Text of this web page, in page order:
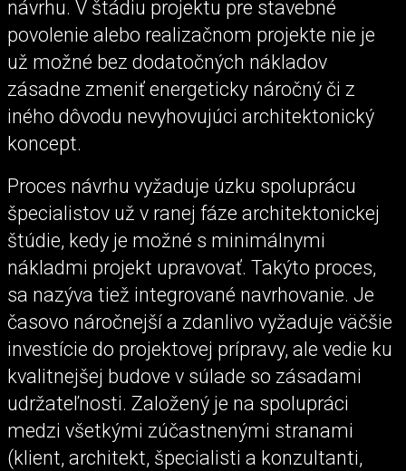
návrhu. V štádiu projektu pre stavebné
povolenie alebo realizačnom projekte nie je
už možné bez dodatočných nákladov
zásadne zmeniť energeticky náročný či z
iného dôvodu nevyhovujúci architektonický
koncept.
Proces návrhu vyžaduje úzku spoluprácu
špecialistov už v ranej fáze architektonickej
štúdie, kedy je možné s minimálnymi
nákladmi projekt upravovať. Takýto proces,
sa nazýva tiež integrované navrhovanie. Je
časovo náročnejší a zdanlivo vyžaduje väčšie
investície do projektovej prípravy, ale vedie ku
kvalitnejšej budove v súlade so zásadami
udržateľnosti. Založený je na spolupráci
medzi všetkými zúčastnenými stranami
(klient, architekt, špecialisti a konzultanti,